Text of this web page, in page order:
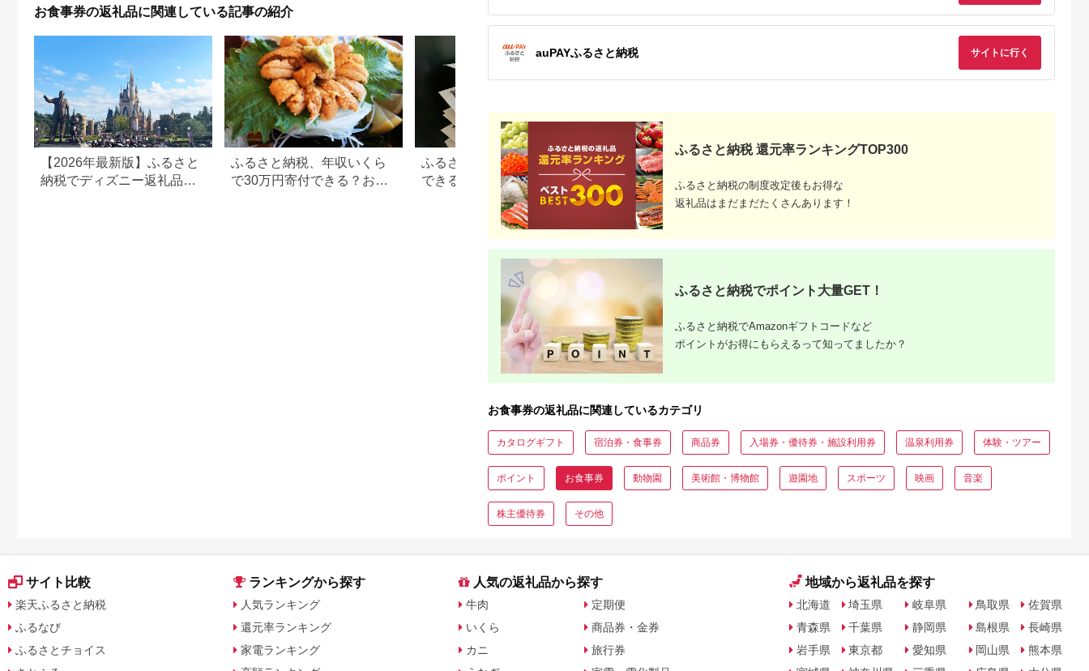
お食事券の返礼品に関連している記事の紹介
【2026年最新版】ふるさと
納税でディズニー返礼品は
ふるさと納税、年収いくら
で30万円寄付できる？おす
ふるさと納税で15万円寄付
できる年収は？家電などお
すすめ返礼品も
【2026年】ふるさと納税
100万円の寄付でもらえるお
すすめ返礼品！
auPAYふるさと納税 サイトに行く
ふるさと納税 還元率ランキングTOP300
ふるさと納税の制度改定後もお得な
返礼品はまだまだたくさんあります！
ふるさと納税でポイント大量GET！
ふるさと納税でAmazonギフトコードなど
ポイントがお得にもらえるって知ってましたか？
お食事券の返礼品に関連しているカテゴリ
カタログギフト 宿泊券・食事券 商品券 入場券・優待券・施設利用券 温泉利用券 体験・ツアー
ポイント お食事券 動物園 美術館・博物館 遊園地 スポーツ 映画 音楽
株主優待券 その他
サイト比較
楽天ふるさと納税
ふるなび
ふるさとチョイス
ランキングから探す
人気ランキング
還元率ランキング
家電ランキング
人気の返礼品から探す
牛肉
いくら
カニ
定期便
商品券・金券
旅行券
地域から返礼品を探す
北海道
青森県
岩手県
埼玉県
千葉県
東京都
岐阜県
静岡県
愛知県
鳥取県
島根県
岡山県
佐賀県
長崎県
熊本県